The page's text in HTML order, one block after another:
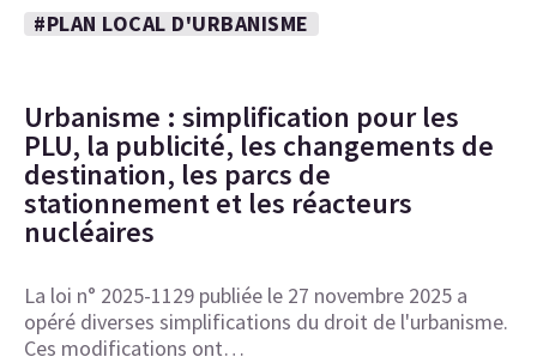
#PLAN LOCAL D'URBANISME
Urbanisme : simplification pour les
PLU, la publicité, les changements de
destination, les parcs de
stationnement et les réacteurs
nucléaires
La loi n° 2025-1129 publiée le 27 novembre 2025 a
opéré diverses simplifications du droit de l'urbanisme.
Ces modifications ont…